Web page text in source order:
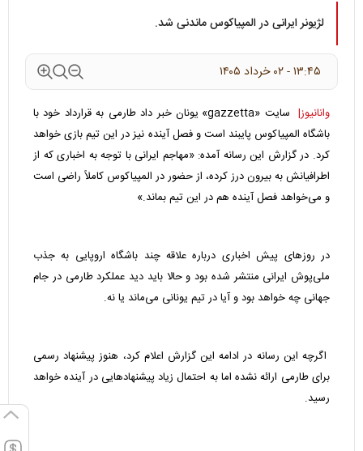
لژیونر ایرانی در المپیاکوس ماندنی شد.
۱۳:۴۵ - ۰۲ خرداد ۱۴۰۵
وانانیوز|
سایت «gazzetta» یونان خبر داد طارمی به قرارداد خود با
باشگاه المپیاکوس پایبند است و فصل آینده نیز در این تیم بازی خواهد
کرد. در گزارش این رسانه آمده: «مهاجم ایرانی با توجه به اخباری که از
اطرافیانش به بیرون درز کرده، از حضور در المپیاکوس کاملاً راضی است
و می‌خواهد فصل آینده هم در این تیم بماند.»
در روزهای پیش اخباری درباره علاقه چند باشگاه اروپایی به جذب
ملی‌پوش ایرانی منتشر شده بود و حالا باید دید عملکرد طارمی در جام
جهانی چه خواهد بود و آیا در تیم یونانی می‌ماند یا نه.
اگرچه این رسانه در ادامه این گزارش اعلام کرد، هنوز پیشنهاد رسمی
برای طارمی ارائه نشده اما به احتمال زیاد پیشنهادهایی در آینده خواهد
رسید.